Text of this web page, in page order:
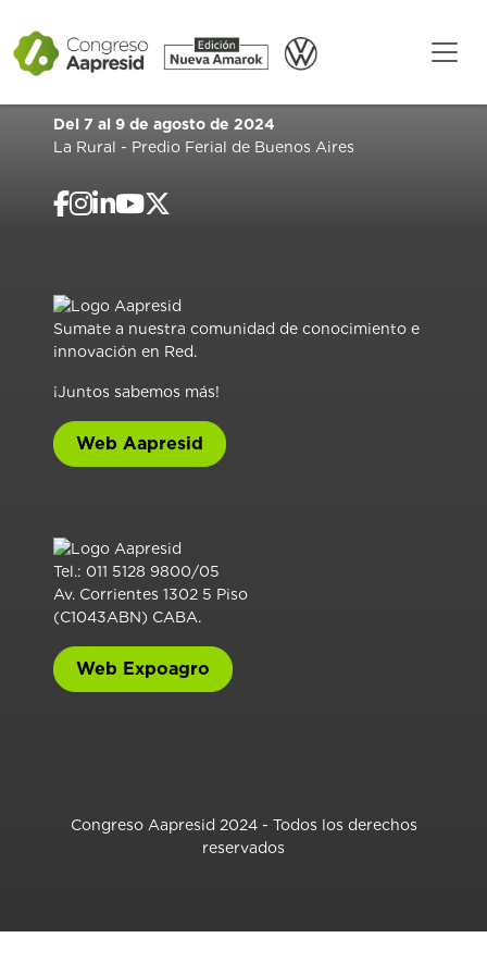
Del 7 al 9 de agosto de 2024
La Rural - Predio Ferial de Buenos Aires
Sumate a nuestra comunidad de conocimiento e
innovación en Red.
¡Juntos sabemos más!
Web Aapresid
Tel.: 011 5128 9800/05
Av. Corrientes 1302 5 Piso
(C1043ABN) CABA.
Web Expoagro
Congreso Aapresid 2024 - Todos los derechos
reservados